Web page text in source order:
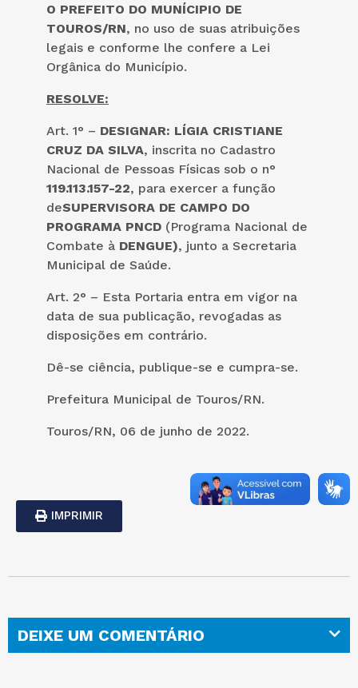
O PREFEITO DO MUNÍCIPIO DE
TOUROS/RN, no uso de suas atribuições
legais e conforme lhe confere a Lei
Orgânica do Município.
RESOLVE:
Art. 1° – DESIGNAR: LÍGIA CRISTIANE
CRUZ DA SILVA, inscrita no Cadastro
Nacional de Pessoas Físicas sob o n°
119.113.157-22, para exercer a função
deSUPERVISORA DE CAMPO DO
PROGRAMA PNCD (Programa Nacional de
Combate à DENGUE), junto a Secretaria
Municipal de Saúde.
Art. 2° – Esta Portaria entra em vigor na
data de sua publicação, revogadas as
disposições em contrário.
Dê-se ciência, publique-se e cumpra-se.
Prefeitura Municipal de Touros/RN.
Touros/RN, 06 de junho de 2022.
IMPRIMIR
DEIXE UM COMENTÁRIO